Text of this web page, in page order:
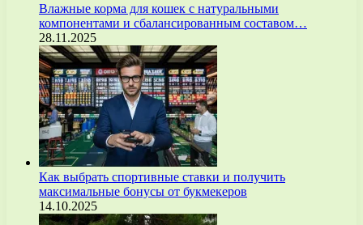
Влажные корма для кошек с натуральными
компонентами и сбалансированным составом…
28.11.2025
Как выбрать спортивные ставки и получить
максимальные бонусы от букмекеров
14.10.2025